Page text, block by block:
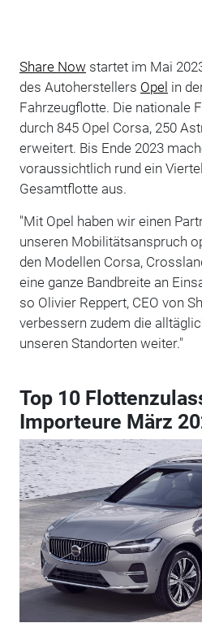
Share Now startet im Mai
des Autoherstellers Opel in
Fahrzeugflotte. Die nationale
durch 845 Opel Corsa, 250
erweitert. Bis Ende 2023
voraussichtlich rund ein
Gesamtflotte aus.
"Mit Opel haben wir einen
unseren Mobilitätsanspruch
den Modellen Corsa,
eine ganze Bandbreite an
so Olivier Reppert, CEO von
verbessern zudem die
unseren Standorten weiter."
Top 10
Importeure März